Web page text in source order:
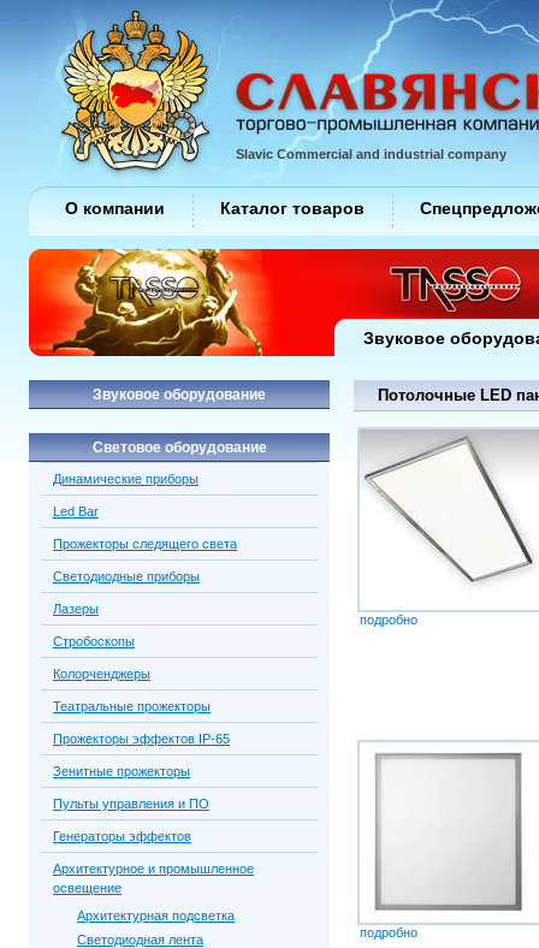
Потолочные LED
подробно
подробно
Звуковое оборудование
Световое оборудование
Динамические приборы
Led Bar
Прожекторы следящего света
Светодиодные приборы
Лазеры
Стробоскопы
Колорченджеры
Театральные прожекторы
Прожекторы эффектов IP-65
Зенитные прожекторы
Пульты управления и ПО
Генераторы эффектов
Архитектурное и промышленное
освещение
Архитектурная подсветка
Светодиодная лента
Slavic Commercial and industrial company
О компании Каталог товаров
Звуковое